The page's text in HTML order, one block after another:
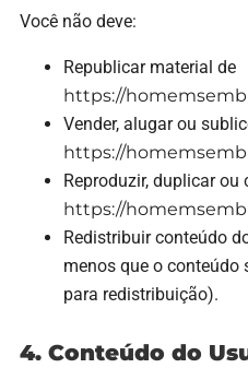
Você não deve:
Republicar material de
https://
Vender, alugar ou
https://
Reproduzir, duplicar
https://
Redistribuir conteúdo
menos que o
para redistribuição).
4. Conteúdo do